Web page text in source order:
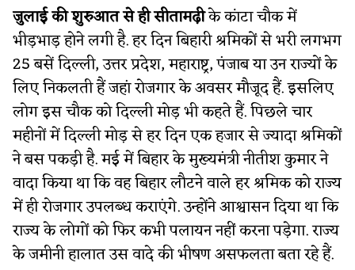
जुलाई की शुरुआत से ही सीतामढ़ीके कांटा चौक में
भीड़भाड़ होने लगी है. हर दिन बिहारी श्रमिकों से भरी लगभग
25 बसें दिल्ली, उत्तर प्रदेश, महाराष्ट्र, पंजाब या उन राज्यों के
लिए निकलती हैं जहां रोजगार के अवसर मौजूद हैं. इसलिए
लोग इस चौक को दिल्ली मोड़ भी कहते हैं. पिछले चार
महीनों में दिल्ली मोड़ से हर दिन एक हजार से ज्यादा श्रमिकों
ने बस पकड़ी है. मई में बिहार के मुख्यमंत्री नीतीश कुमार ने
वादा किया था कि वह बिहार लौटने वाले हर श्रमिक को राज्य
में ही रोजगार उपलब्ध कराएंगे. उन्होंने आश्वासन दिया था कि
राज्य के लोगों को फिर कभी पलायन नहीं करना पड़ेगा. राज्य
के जमीनी हालात उस वादे की भीषण असफलता बता रहे हैं.